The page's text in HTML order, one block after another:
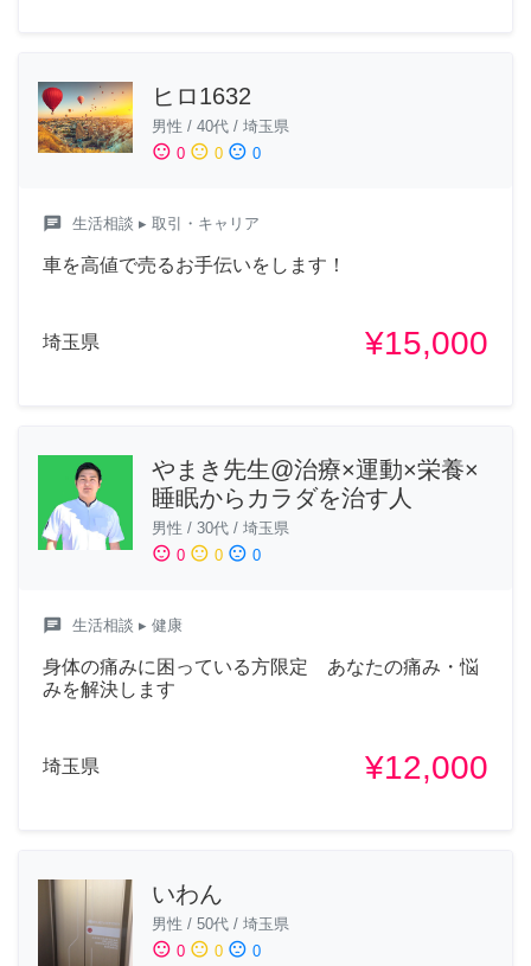
ヒロ1632
男性 / 40代 / 埼玉県
sentiment_satisfied 0 sentiment_neutral 0 sentiment_dissatisfied 0
chat 生活相談 ▸ 取引・キャリア
車を高値で売るお手伝いをします！
埼玉県 ¥15,000
やまき先生@治療×運動×栄養×
睡眠からカラダを治す人
男性 / 30代 / 埼玉県
sentiment_satisfied 0 sentiment_neutral 0 sentiment_dissatisfied 0
chat 生活相談 ▸ 健康
身体の痛みに困っている方限定 あなたの痛み・悩
みを解決します
埼玉県 ¥12,000
いわん
男性 / 50代 / 埼玉県
sentiment_satisfied 0 sentiment_neutral 0 sentiment_dissatisfied 0